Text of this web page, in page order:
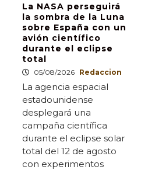
La NASA perseguirá
la sombra de la Luna
sobre España con un
avión científico
durante el eclipse
total
05/08/2026 Redaccion
La agencia espacial
estadounidense
desplegará una
campaña científica
durante el eclipse solar
total del 12 de agosto
con experimentos